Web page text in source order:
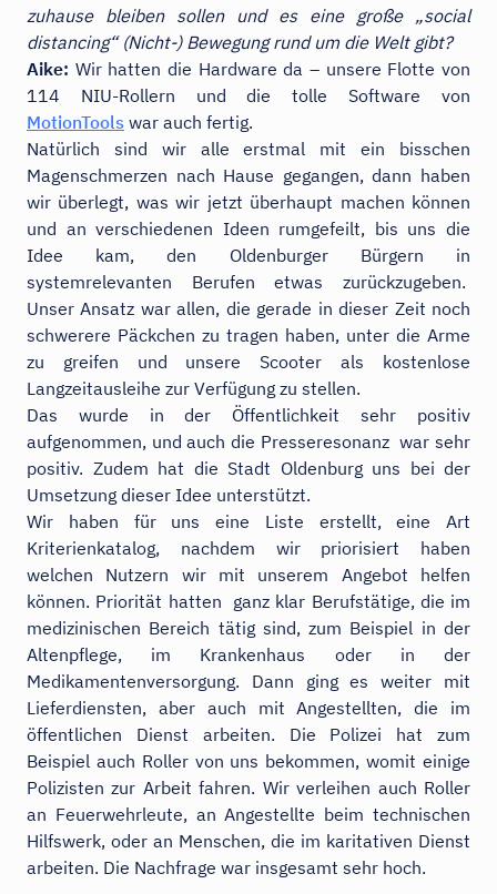
zuhause bleiben sollen und es eine große „social
distancing“ (Nicht-) Bewegung rund um die Welt gibt?
Aike: Wir hatten die Hardware da – unsere Flotte von
114 NIU-Rollern und die tolle Software von
MotionTools war auch fertig.
Natürlich sind wir alle erstmal mit ein bisschen
Magenschmerzen nach Hause gegangen, dann haben
wir überlegt, was wir jetzt überhaupt machen können
und an verschiedenen Ideen rumgefeilt, bis uns die
Idee kam, den Oldenburger Bürgern in
systemrelevanten Berufen etwas zurückzugeben.
Unser Ansatz war allen, die gerade in dieser Zeit noch
schwerere Päckchen zu tragen haben, unter die Arme
zu greifen und unsere Scooter als kostenlose
Langzeitausleihe zur Verfügung zu stellen.
Das wurde in der Öffentlichkeit sehr positiv
aufgenommen, und auch die Presseresonanz war sehr
positiv. Zudem hat die Stadt Oldenburg uns bei der
Umsetzung dieser Idee unterstützt.
Wir haben für uns eine Liste erstellt, eine Art
Kriterienkatalog, nachdem wir priorisiert haben
welchen Nutzern wir mit unserem Angebot helfen
können. Priorität hatten ganz klar Berufstätige, die im
medizinischen Bereich tätig sind, zum Beispiel in der
Altenpflege, im Krankenhaus oder in der
Medikamentenversorgung. Dann ging es weiter mit
Lieferdiensten, aber auch mit Angestellten, die im
öffentlichen Dienst arbeiten. Die Polizei hat zum
Beispiel auch Roller von uns bekommen, womit einige
Polizisten zur Arbeit fahren. Wir verleihen auch Roller
an Feuerwehrleute, an Angestellte beim technischen
Hilfswerk, oder an Menschen, die im karitativen Dienst
arbeiten. Die Nachfrage war insgesamt sehr hoch.